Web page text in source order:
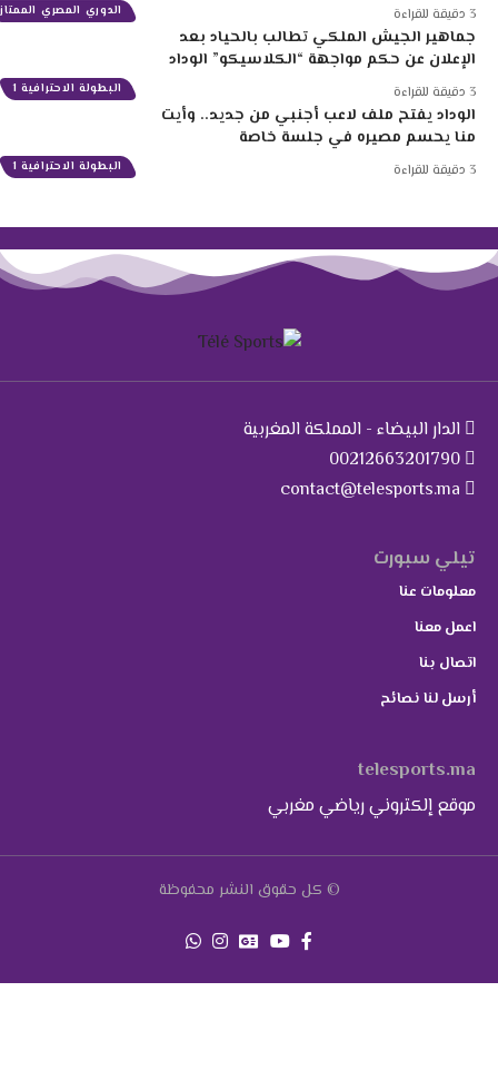
الدوري المصري الممتاز
البطولة الاحترافية 1
جماهير الجيش الملكي تطالب بالحياد بعد
الإعلان عن حكم مواجهة “الكلاسيكو” الوداد
البطولة الاحترافية 1
الوداد يفتح ملف لاعب أجنبي من جديد.. وأيت
منا يحسم مصيره في جلسة خاصة
الدار البيضاء - المملكة المغربية
00212663201790
contact@telesports.ma
تيلي سبورت
معلومات عنا
اعمل معنا
اتصال بنا
أرسل لنا نصائح
telesports.ma
موقع إلكتروني رياضي مغربي
© كل حقوق النشر محفوظة